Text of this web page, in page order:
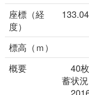
座標（経
度）
標高（ｍ）
概要
40
蓄状